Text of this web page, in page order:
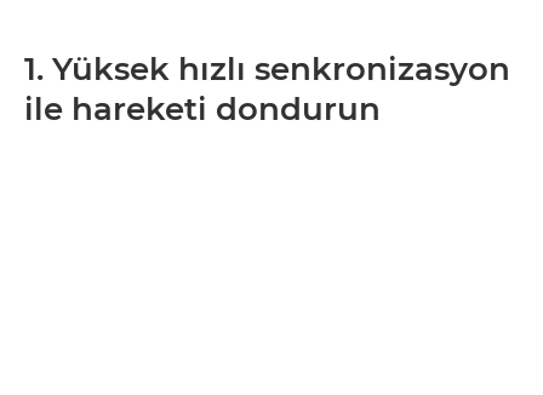
1. Yüksek hızlı senkronizasyon
ile hareketi dondurun